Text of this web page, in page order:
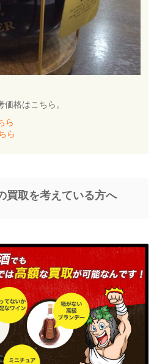
価格はこちら。
ら
ら
買取を考えている方へ